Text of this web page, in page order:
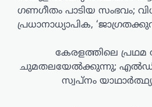
ഗണഗീതം പാടിയ സംഭവം;
പ്രധാനാധ്യാപിക,
കേരളത്തിലെ
ചുമതലയേൽക്കുന്നു;
സ്വപ്നം